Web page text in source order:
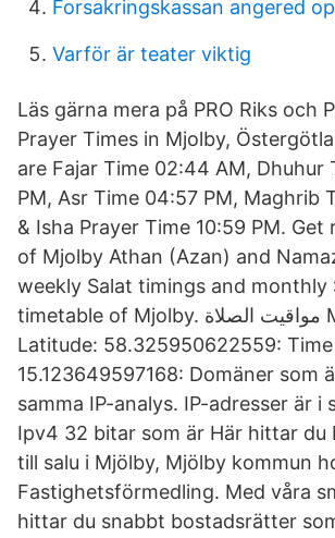
Forsakringskassan angered
Varför är teater viktig
Läs gärna mera på PRO Riks och
Prayer Times in Mjolby,
are Fajar Time 02:44 AM, Dhuhur
PM, Asr Time 04:57 PM, Maghrib
& Isha Prayer Time 10:59 PM. Get
of Mjolby Athan (Azan) and
weekly Salat timings and monthly
timetable of Mjolby. مواقيت الصلاة Mjolby:
Latitude: 58.325950622559:
15.123649597168: Domäner som
samma IP-analys. IP-adresser är i
Ipv4 32 bitar som är Här hittar
till salu i Mjölby, Mjölby kommun
Fastighetsförmedling. Med våra
hittar du snabbt bostadsrätter